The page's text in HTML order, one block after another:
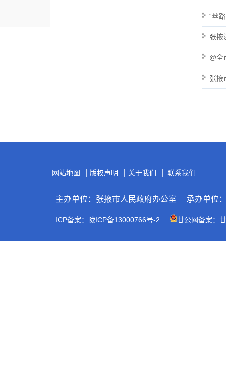
“丝
张掖
@全
张掖
网站地图 版权声明 关于我们 联系我们
主办单位：张掖市人民政府办公室 承办单位
ICP备案：陇ICP备13000766号-2 甘公网备案：